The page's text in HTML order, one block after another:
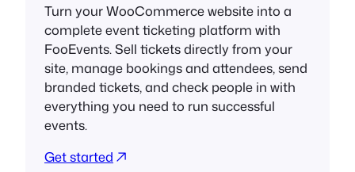
Turn your WooCommerce website into a
complete event ticketing platform with
FooEvents. Sell tickets directly from your
site, manage bookings and attendees, send
branded tickets, and check people in with
everything you need to run successful
events.
Get started